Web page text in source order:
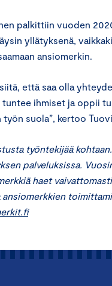
palkittiin vuoden
yllätyksenä,
ansiomerkin.
että saa olla
ihmiset ja oppii
työn suola”, kertoo
työntekijää kohtaan.
palveluksissa.
haet
ansiomerkkien